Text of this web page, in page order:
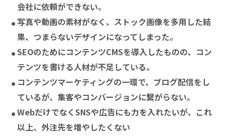
会社に依頼ができない。
写真や動画の素材がなく、ストック画像を多用した結
果、つまらないデザインになってしまった。
SEOのためにコンテンツCMSを導入したものの、コン
テンツを書ける人材が不足している。
コンテンツマーケティングの一環で、ブログ配信をし
ているが、集客やコンバージョンに繋がらない。
WebだけでなくSNSや広告にも力を入れたいが、これ
以上、外注先を増やしたくない